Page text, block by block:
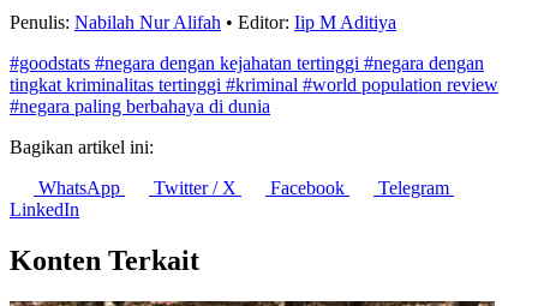
Penulis: Nabilah Nur Alifah • Editor: Iip M Aditiya
#goodstats #negara dengan kejahatan tertinggi #negara dengan
tingkat kriminalitas tertinggi #kriminal #world population review
#negara paling berbahaya di dunia
Bagikan artikel ini:
WhatsApp
Twitter / X Facebook
Telegram
LinkedIn
Konten Terkait